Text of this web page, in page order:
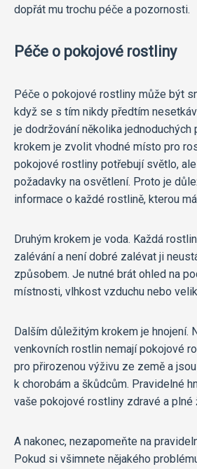
dopřát mu trochu péče a pozornosti.
Péče o pokojové rostliny
Péče o pokojové rostliny může být
když se s tím nikdy předtím
je dodržování několika jednoduchých
krokem je zvolit vhodné místo pro
pokojové rostliny potřebují světlo,
požadavky na osvětlení. Proto je
informace o každé rostlině, kterou
Druhým krokem je voda. Každá
zalévání a není dobré zalévat ji
způsobem. Je nutné brát ohled na
místnosti, vlhkost vzduchu nebo
Dalším důležitým krokem je hnojení.
venkovních rostlin nemají pokojové
pro přirozenou výživu ze země a
k chorobám a škůdcům. Pravidelné
vaše pokojové rostliny zdravé a plné
A nakonec, nezapomeňte na
Pokud si všimnete nějakého